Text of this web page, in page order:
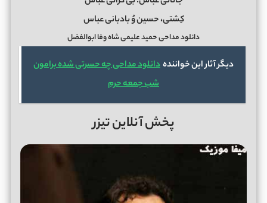
کِشتی، حسین وُ بادبانی عباس
دانلود مداحی حمید علیمیشاه وفا ابوالفضل
دیگر آثار این خوانندهدانلود مداحی چه حسرتی شده برامون
شب جمعه حرم
پخش آنلاین تیزر